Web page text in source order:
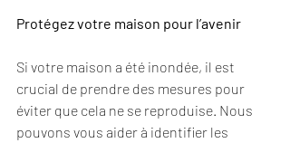
Protégez votre maison pour l’avenir
Si votre maison a été inondée, il est
crucial de prendre des mesures pour
éviter que cela ne se reproduise. Nous
pouvons vous aider à identifier les